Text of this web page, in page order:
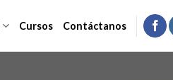
Cursos Contáctanos